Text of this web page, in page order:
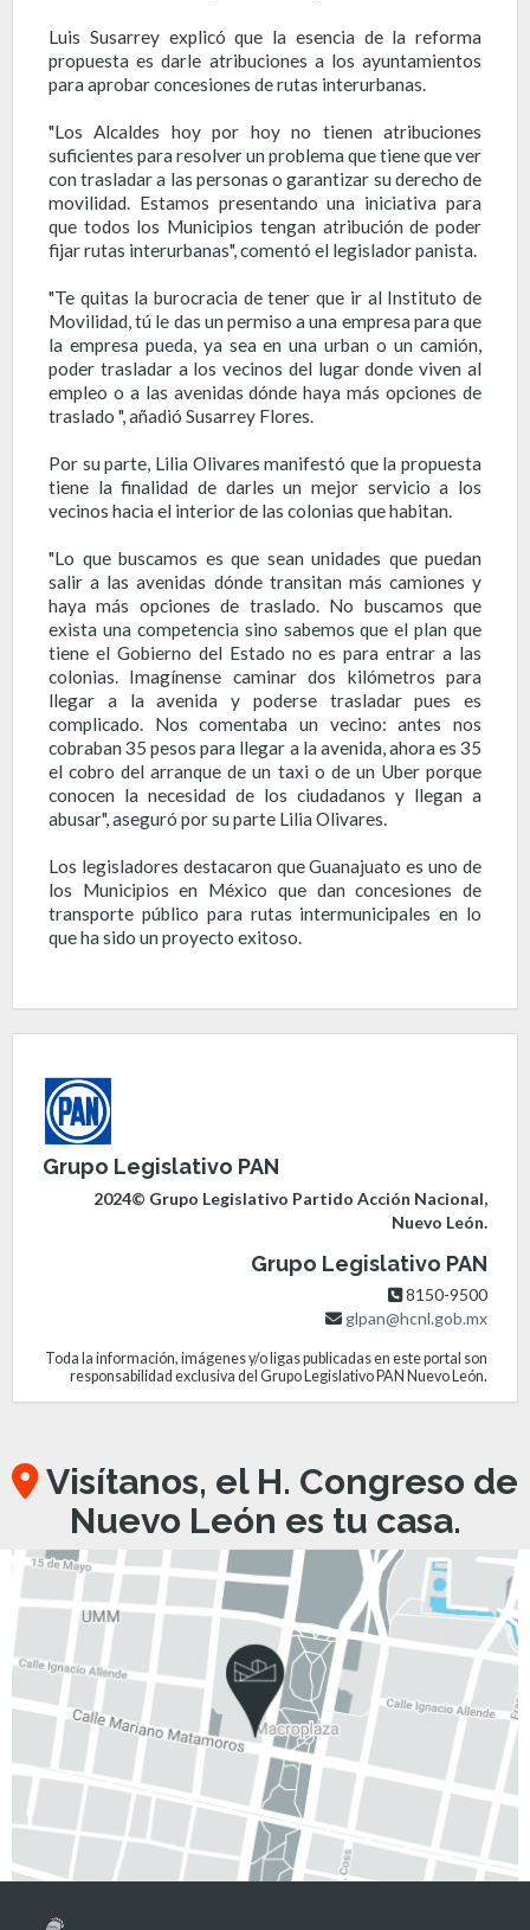
Luis Susarrey explicó que la esencia de la reforma
propuesta es darle atribuciones a los ayuntamientos
para aprobar concesiones de rutas interurbanas.
"Los Alcaldes hoy por hoy no tienen atribuciones
suficientes para resolver un problema que tiene que ver
con trasladar a las personas o garantizar su derecho de
movilidad. Estamos presentando una iniciativa para
que todos los Municipios tengan atribución de poder
fijar rutas interurbanas", comentó el legislador panista.
"Te quitas la burocracia de tener que ir al Instituto de
Movilidad, tú le das un permiso a una empresa para que
la empresa pueda, ya sea en una urban o un camión,
poder trasladar a los vecinos del lugar donde viven al
empleo o a las avenidas dónde haya más opciones de
traslado ", añadió Susarrey Flores.
Por su parte, Lilia Olivares manifestó que la propuesta
tiene la finalidad de darles un mejor servicio a los
vecinos hacia el interior de las colonias que habitan.
"Lo que buscamos es que sean unidades que puedan
salir a las avenidas dónde transitan más camiones y
haya más opciones de traslado. No buscamos que
exista una competencia sino sabemos que el plan que
tiene el Gobierno del Estado no es para entrar a las
colonias. Imagínense caminar dos kilómetros para
llegar a la avenida y poderse trasladar pues es
complicado. Nos comentaba un vecino: antes nos
cobraban 35 pesos para llegar a la avenida, ahora es 35
el cobro del arranque de un taxi o de un Uber porque
conocen la necesidad de los ciudadanos y llegan a
abusar", aseguró por su parte Lilia Olivares.
Los legisladores destacaron que Guanajuato es uno de
los Municipios en México que dan concesiones de
transporte público para rutas intermunicipales en lo
que ha sido un proyecto exitoso.
Grupo Legislativo PAN
2024© Grupo Legislativo Partido Acción Nacional,
Nuevo León.
Grupo Legislativo PAN
8150-9500
glpan@hcnl.gob.mx
Toda la información, imágenes y/o ligas publicadas en este portal son
responsabilidad exclusiva del Grupo Legislativo PAN Nuevo León.
Visítanos, el H. Congreso de
Nuevo León es tu casa.